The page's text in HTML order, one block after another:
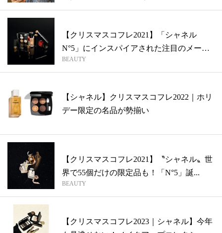
【クリスマスコフレ2021】「シャネル
N°5」にインスパイアされた注目のメー
ク...
BEAUTY
【シャネル】クリスマスコフレ2022｜ホリ
デー限定の名品が勢揃い
【クリスマスコフレ2021】〝シャネル〟世
界で55個だけの限定品も！「N°5」誕...
BEAUTY
【クリスマスコフレ2023｜シャネル】今年